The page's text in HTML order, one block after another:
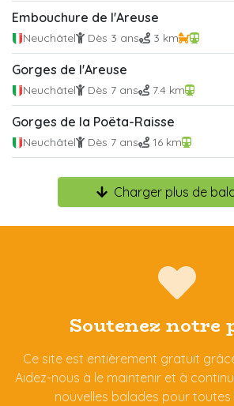
Embouchure de l'Areuse
Neuchâtel Dès 3 ans 3 km
Gorges de l'Areuse
Neuchâtel Dès 7 ans 7.4 km
Gorges de la Poëta-Raisse
Neuchâtel Dès 7 ans 16 km
Charger plus de
Soutenez notre
Ce site est entièrement gratuit
Aidez-nous à le maintenir et à
nouvelles balades pour toutes